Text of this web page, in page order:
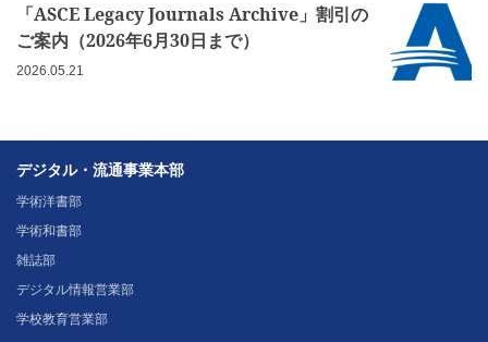
「ASCE Legacy Journals Archive」割引の
ご案内（2026年6月30日まで）
2026.05.21
デジタル・流通事業本部
学術洋書部
学術和書部
雑誌部
デジタル情報営業部
学校教育営業部